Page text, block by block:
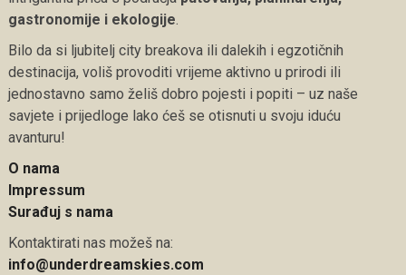
gastronomije i ekologije.
Bilo da si ljubitelj city breakova ili dalekih i egzotičnih
destinacija, voliš provoditi vrijeme aktivno u prirodi ili
jednostavno samo želiš dobro pojesti i popiti – uz naše
savjete i prijedloge lako ćeš se otisnuti u svoju iduću
avanturu!
O nama
Impressum
Surađuj s nama
Kontaktirati nas možeš na:
info@underdreamskies.com